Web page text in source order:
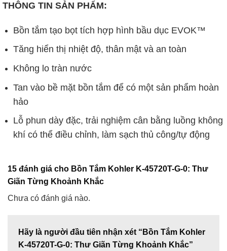
THÔNG TIN SẢN PHẨM:
Bồn tắm tạo bọt tích hợp hình bầu dục EVOK™
Tăng hiển thị nhiệt độ, thân mật và an toàn
Không lo tràn nước
Tan vào bề mặt bồn tắm để có một sản phẩm hoàn
hảo
Lỗ phun dày đặc, trải nghiệm cân bằng luồng không
khí có thể điều chỉnh, làm sạch thủ công/tự động
15 đánh giá cho Bồn Tắm Kohler K-45720T-G-0: Thư
Giãn Từng Khoảnh Khắc
Chưa có đánh giá nào.
Hãy là người đầu tiên nhận xét “Bồn Tắm Kohler
K-45720T-G-0: Thư Giãn Từng Khoảnh Khắc”